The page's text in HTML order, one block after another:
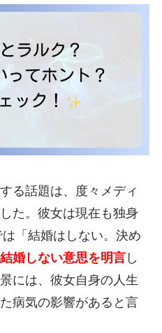
る話題は、度々メディ
た。彼女は現在も独身
「結婚はしない。決め
結婚しない意思を明言し
には、彼女自身の人生
病気の影響があると言